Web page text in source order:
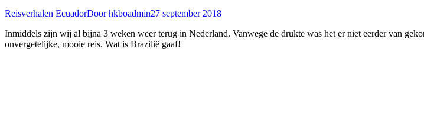
Reisverhalen EcuadorDoorhkboadmin27 september 2018
Inmiddels zijn wij al bijna 3 weken weer terug in Nederland. Vanwege de drukte was het er niet eerder van
onvergetelijke, mooie reis. Wat is Brazilië gaaf! ‍